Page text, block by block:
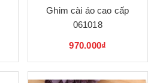
Ghim cài áo cao cấp
061018
970.000₫